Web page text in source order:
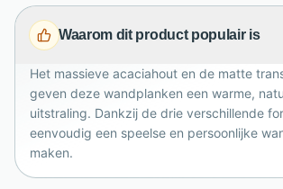
Dankzij de twee schroefgaatjes per
de planken eenvoudig naar eigen
werkkamer en voegt daar stijlvolle,
opbergruimte toe aan iedere ruimte.
Waarom dit product populair is
Het massieve acaciahout en de matte
geven deze wandplanken een warme,
uitstraling. Dankzij de drie verschillende
eenvoudig een speelse en persoonlijke
maken.